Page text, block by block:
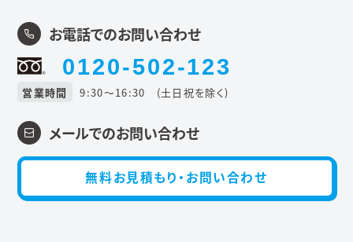
お電話でのお問い合わせ
0120-502-123
営業時間 9:30〜16:30 (土日祝を除く)
メールでのお問い合わせ
無料お見積もり・お問い合わせ